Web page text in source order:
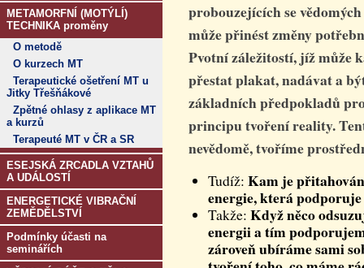
METAMORFNÍ (MOTÝLÍ)
TECHNIKA proměny
O metodě
O kurzech MT
Terapeutické ošetření MT u
Jitky Třešňákové
Zpětné ohlasy z aplikace MT
a kurzů
Terapeuté MT v ČR a SR
ESEJSKÁ ZRCADLA VZTAHŮ
A UDÁLOSTÍ
ENERGETICKÉ VIBRAČNÍ
ZEMĚDĚLSTVÍ
Podmínky účasti na
seminářích
probouzejících se
může přinést změny
Pvotní záležitostí, jíž může
přestat plakat, nadávat a
základních předpokladů
principu tvoření reality.
nevědomě, tvoříme
Tudíž: Kam je
energie, která
Takže: Když něco
energii a tím
zároveň ubíráme sami